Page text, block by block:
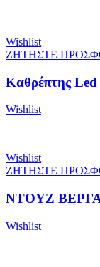
Wishlist
ΖΗΤΗΣΤΕ
Καθρέπτης
Wishlist
Wishlist
ΖΗΤΗΣΤΕ
ΝΤΟΥΖ ΒΕΡΓΑ
Wishlist